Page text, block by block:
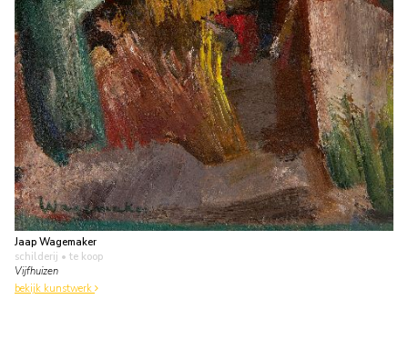
Jaap Wagemaker
schilderij • te koop
Vijfhuizen
bekijk kunstwerk